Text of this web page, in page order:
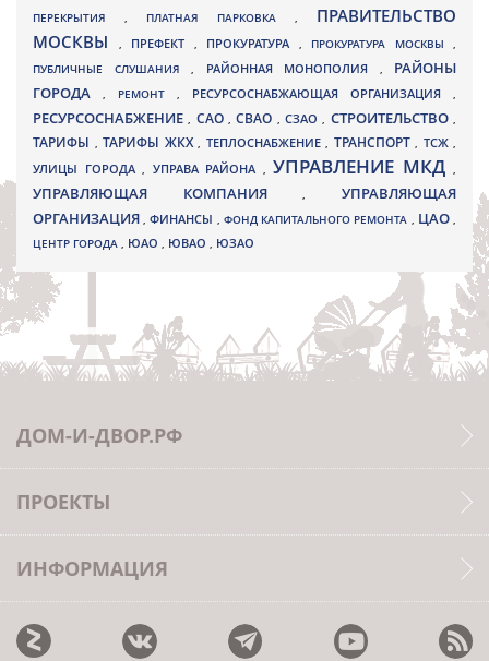
ПЕРЕКРЫТИЯ , ПЛАТНАЯ ПАРКОВКА , ПРАВИТЕЛЬСТВО
МОСКВЫ
, ПРЕФЕКТ , ПРОКУРАТУРА , ПРОКУРАТУРА МОСКВЫ ,
ПУБЛИЧНЫЕ СЛУШАНИЯ , РАЙОННАЯ МОНОПОЛИЯ , РАЙОНЫ
ГОРОДА
, РЕМОНТ , РЕСУРСОСНАБЖАЮЩАЯ ОРГАНИЗАЦИЯ ,
РЕСУРСОСНАБЖЕНИЕ, САО,СВАО ,СЗАО, СТРОИТЕЛЬСТВО,
ТАРИФЫ , ТАРИФЫ ЖКХ , ТЕПЛОСНАБЖЕНИЕ , ТРАНСПОРТ , ТСЖ ,
УЛИЦЫ ГОРОДА , УПРАВА РАЙОНА , УПРАВЛЕНИЕ МКД ,
УПРАВЛЯЮЩАЯ КОМПАНИЯ,УПРАВЛЯЮЩАЯ
ОРГАНИЗАЦИЯ,ФИНАНСЫ , ФОНД КАПИТАЛЬНОГО РЕМОНТА , ЦАО,
ЦЕНТР ГОРОДА , ЮАО , ЮВАО , ЮЗАО
ДОМ-И-ДВОР.РФ
ПРОЕКТЫ
ИНФОРМАЦИЯ